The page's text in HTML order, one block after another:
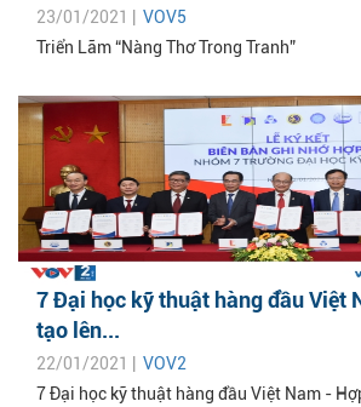
23/01/2021 | VOV5
Triển Lãm “Nàng Thơ Trong Tranh”
7 Đại học kỹ thuật hàng đầu Việt
tạo lên...
22/01/2021 | VOV2
7 Đại học kỹ thuật hàng đầu Việt Nam -